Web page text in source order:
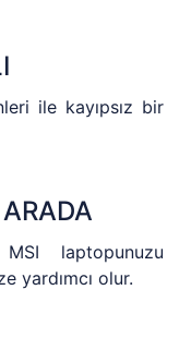
ile kayıpsız bir
laptopunuzu
yardımcı olur.